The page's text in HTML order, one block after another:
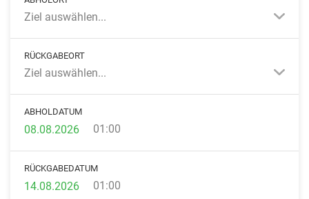
Ziel auswählen...
RÜCKGABEORT
Ziel auswählen...
ABHOLDATUM
01:00
RÜCKGABEDATUM
01:00